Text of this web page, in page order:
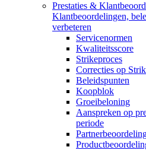
Prestaties &
Klantbeoordelingen,
verbeteren
Servicenormen
Kwaliteitsscore
Strikeproces
Correcties op
Beleidspunten
Koopblok
Groeibeloning
Aanspreken op
periode